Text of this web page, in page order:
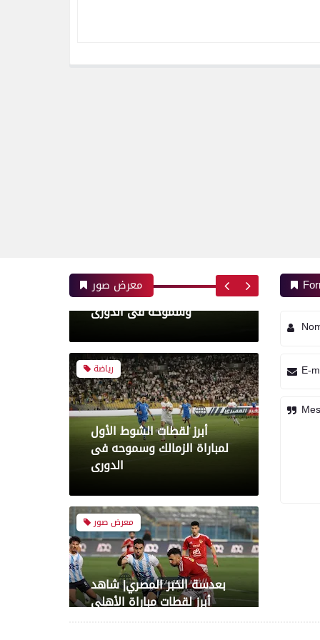
معرض صور
وسموحة فى الدورى
أبرز لقطات الشوط الأول
لمباراة الزمالك وسموحه فى
الدورى
بعدسة الخبر المصري| شاهد
أبرز لقطات مباراة الأهلي
وبيراميدز فى الدورى
E-